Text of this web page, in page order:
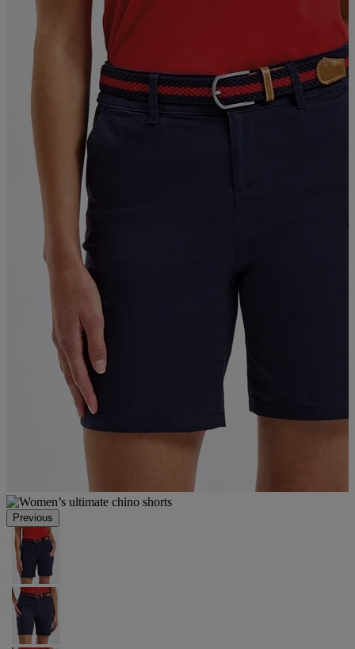
Previous